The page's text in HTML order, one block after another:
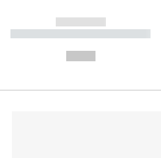
------------
----------- ----------- ----------